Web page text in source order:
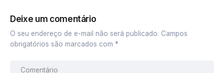
Deixe um comentário
O seu endereço de e-mail não será publicado. Campos
obrigatórios são marcados com *